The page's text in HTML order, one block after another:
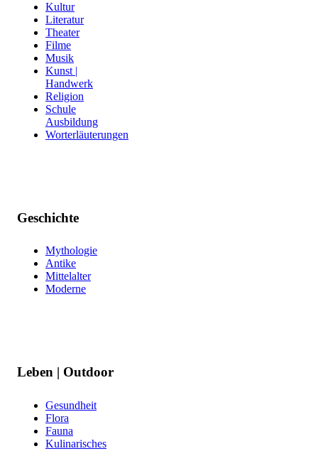
Kultur
Literatur
Theater
Filme
Musik
Kunst |
Handwerk
Religion
Schule
Ausbildung
Worterläuterungen
Geschichte
Mythologie
Antike
Mittelalter
Moderne
Leben | Outdoor
Gesundheit
Flora
Fauna
Kulinarisches